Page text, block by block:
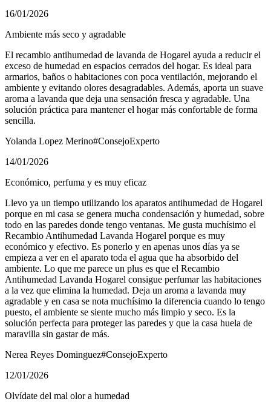
16/01/2026
Ambiente más seco y agradable
El recambio antihumedad de lavanda de Hogarel ayuda a reducir el
exceso de humedad en espacios cerrados del hogar. Es ideal para
armarios, baños o habitaciones con poca ventilación, mejorando el
ambiente y evitando olores desagradables. Además, aporta un suave
aroma a lavanda que deja una sensación fresca y agradable. Una
solución práctica para mantener el hogar más confortable de forma
sencilla.
Yolanda Lopez Merino#ConsejoExperto
14/01/2026
Económico, perfuma y es muy eficaz
Llevo ya un tiempo utilizando los aparatos antihumedad de Hogarel
porque en mi casa se genera mucha condensación y humedad, sobre
todo en las paredes donde tengo ventanas. Me gusta muchísimo el
Recambio Antihumedad Lavanda Hogarel porque es muy
económico y efectivo. Es ponerlo y en apenas unos días ya se
empieza a ver en el aparato toda el agua que ha absorbido del
ambiente. Lo que me parece un plus es que el Recambio
Antihumedad Lavanda Hogarel consigue perfumar las habitaciones
a la vez que elimina la humedad. Deja un aroma a lavanda muy
agradable y en casa se nota muchísimo la diferencia cuando lo tengo
puesto, el ambiente se siente mucho más limpio y seco. Es la
solución perfecta para proteger las paredes y que la casa huela de
maravilla sin gastar de más.
Nerea Reyes Dominguez#ConsejoExperto
12/01/2026
Olvídate del mal olor a humedad